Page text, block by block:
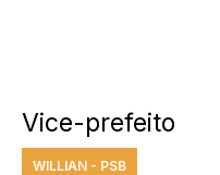
Vice-prefeito
WILLIAN - PSB